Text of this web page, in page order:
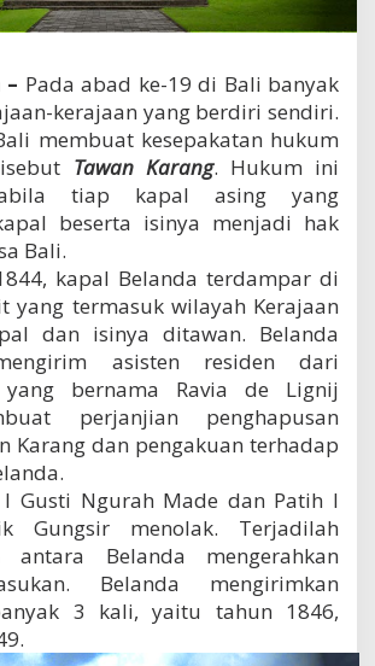
d
a
T
w
a
n
K
a
r
a
d
i
B
a
l
i
Pada abad ke-19 di Bali banyak
kerajaan yang berdiri sendiri.
membuat kesepakatan hukum
Tawan Karang. Hukum ini
tiap kapal asing yang
beserta isinya menjadi hak
Bali.
kapal Belanda terdampar di
yang termasuk wilayah Kerajaan
dan isinya ditawan. Belanda
asisten residen dari
yang bernama Ravia de Lignij
perjanjian penghapusan
Karang dan pengakuan terhadap
Gusti Ngurah Made dan Patih I
Gungsir menolak. Terjadilah
antara Belanda mengerahkan
Belanda mengirimkan
3 kali, yaitu tahun 1846,